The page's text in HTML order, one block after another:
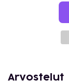
Arvostelut